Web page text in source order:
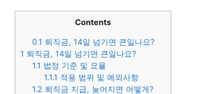
Contents
0.1 퇴직금, 14일 넘기면 큰일나요?
1 퇴직금, 14일 넘기면 큰일나요?
1.1 법정 기준 및 요율
1.1.1 적용 범위 및 예외사항
1.2 퇴직금 지급, 늦어지면 어떻게?